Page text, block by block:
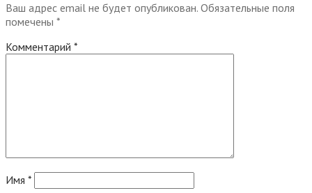
Ваш адрес email не будет опубликован. Обязательные поля
помечены *
Комментарий *
Имя *